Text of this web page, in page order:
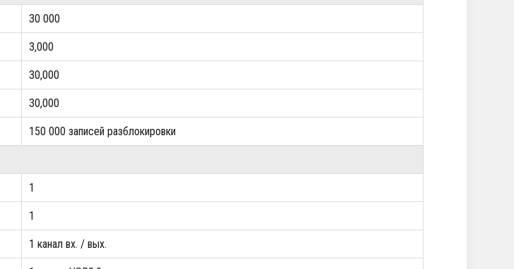
30 000
3,000
30,000
30,000
150 000 записей разблокировки
1
1
1 канал вх. / вых.